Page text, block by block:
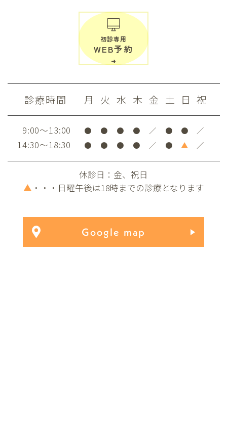
初診専用
WEB予約
診療時間 月 火 水 木 金 土 日 祝
9:00～13:00 ● ● ● ● ／ ● ● ／
14:30～18:30 ● ● ● ● ／ ● ▲ ／
休診日：金、祝日
▲ ・・・日曜午後は18時までの診療となります
Google map